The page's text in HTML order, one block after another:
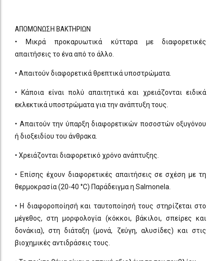
ΑΠΟΜΟΝΩΣΗ ΒΑΚΤΗΡΙΩΝ
• Μικρά προκαρυωτικά κύτταρα με διαφορετικές
απαιτήσεις το ένα από το άλλο.
• Απαιτούν διαφορετικά θρεπτικά υποστρώματα.
• Κάποια είναι πολύ απαιτητικά και χρειάζονται ειδικά
εκλεκτικά υποστρώματα για την ανάπτυξη τους.
• Απαιτούν την ύπαρξη διαφορετικών ποσοστών οξυγόνου
ή διοξειδίου του άνθρακα.
• Χρειάζονται διαφορετικό χρόνο ανάπτυξης.
• Επίσης έχουν διαφορετικές απαιτήσεις σε σχέση με τη
θερμοκρασία (20-40 °C) Παράδειγμα η Salmonela.
• Η διαφοροποίησή και ταυτοποίησή τους στηρίζεται στο
μέγεθος, στη μορφολογία (κόκκοι, βάκιλοι, σπείρες και
δονάκια), στη διάταξη (μονά, ζεύγη, αλυσίδες) και στις
βιοχημικές αντιδράσεις τους.